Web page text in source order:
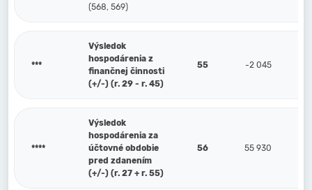
(568, 569)
***
Výsledok
hospodárenia z
finančnej činnosti
(+/-) (r. 29 - r. 45)
55 -2 045
****
Výsledok
hospodárenia za
účtovné obdobie
pred zdanením
(+/-) (r. 27 + r. 55)
56 55 930